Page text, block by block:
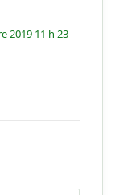
2019 11 h 23